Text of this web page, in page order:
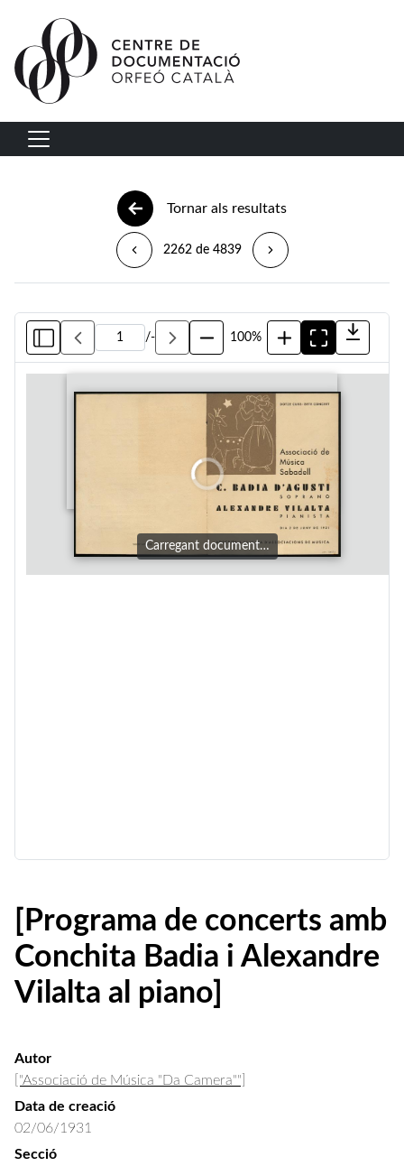
Vés al contingut
Navegació principal
Tornar als resultats
2262 de 4839
/- 100%
Carregant document…
[Programa de concerts amb
Conchita Badia i Alexandre
Vilalta al piano]
Autor
["Associació de Música "Da Camera""]
Data de creació
02/06/1931
Secció